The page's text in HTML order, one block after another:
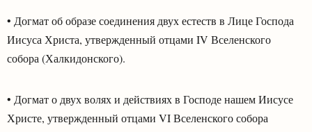
• Догмат об образе соединения двух естеств в Лице Господа
Иисуса Христа, утвержденный отцами IV Вселенского
собора (Халкидонского).
• Догмат о двух волях и действиях в Господе нашем Иисусе
Христе, утвержденный отцами VI Вселенского собора